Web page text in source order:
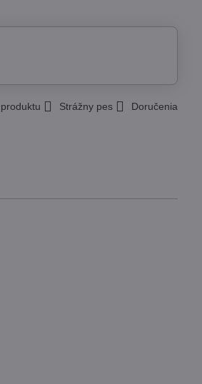
Strážny pes Doručenia